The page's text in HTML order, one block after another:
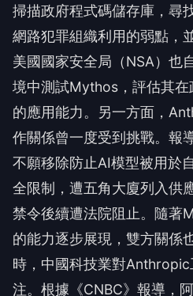
掃描政府程式碼儲存庫，尋
網路犯罪組織利用的弱點，
美國國家安全局（NSA）也
境中測試Mythos，評估其在
的應用能力。另一方面，
作關係曾一度受到挑戰。報
不願移除防止AI模型被用於
全限制，遭五角大廈列入供
禁令後續遭法院阻止。隨著
的能力逐步展現，雙方關係
時，中國科技業對
注。根據《CNBC》報導，